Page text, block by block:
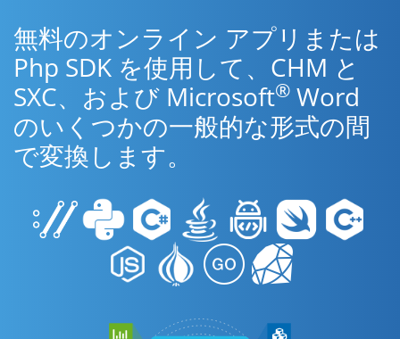
無料のオンライン アプリまたは
Php SDK を使用して、CHM と
SXC、および Microsoft® Word
のいくつかの一般的な形式の間
で変換します。